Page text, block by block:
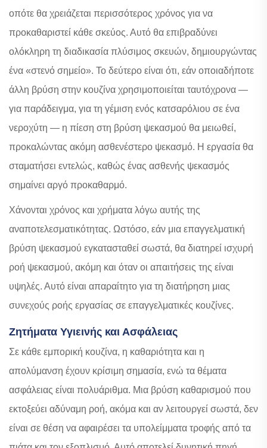
οπότε θα χρειάζεται περισσότερος χρόνος για να
προκαθαριστεί κάθε σκεύος. Αυτό θα επιβραδύνει
ολόκληρη τη διαδικασία πλύσιμος σκευών, δημιουργώντας
ένα «στενό σημείο». Το δεύτερο είναι ότι, εάν οποιαδήποτε
άλλη βρύση στην κουζίνα χρησιμοποιείται ταυτόχρονα —
για παράδειγμα, για τη γέμιση ενός κατσαρόλιου σε ένα
νεροχύτη — η πίεση στη βρύση ψεκασμού θα μειωθεί,
προκαλώντας ακόμη ασθενέστερο ψεκασμό. Η εργασία θα
σταματήσει εντελώς, καθώς ένας ασθενής ψεκασμός
σημαίνει αργό προκαθαρμό.
Χάνονται χρόνος και χρήματα λόγω αυτής της
αναποτελεσματικότητας. Ωστόσο, εάν μια επαγγελματική
βρύση ψεκασμού εγκατασταθεί σωστά, θα διατηρεί ισχυρή
ροή ψεκασμού, ακόμη και όταν οι απαιτήσεις της είναι
υψηλές. Αυτό είναι απαραίτητο για τη διατήρηση μιας
συνεχούς ροής εργασίας σε επαγγελματικές κουζίνες.
Ζητήματα Υγιεινής και Ασφάλειας
Σε κάθε εμπορική κουζίνα, η καθαριότητα και η
απολύμανση έχουν κρίσιμη σημασία, ενώ τα θέματα
ασφάλειας είναι πολυάριθμα. Μια βρύση καθαρισμού που
εκτοξεύει αδύναμη ροή, ακόμα και αν λειτουργεί σωστά, δεν
είναι σε θέση να αφαιρέσει τα υπολείμματα τροφής από τα